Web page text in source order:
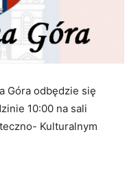
Góra odbędzie się
10:00 na sali
Kulturalnym